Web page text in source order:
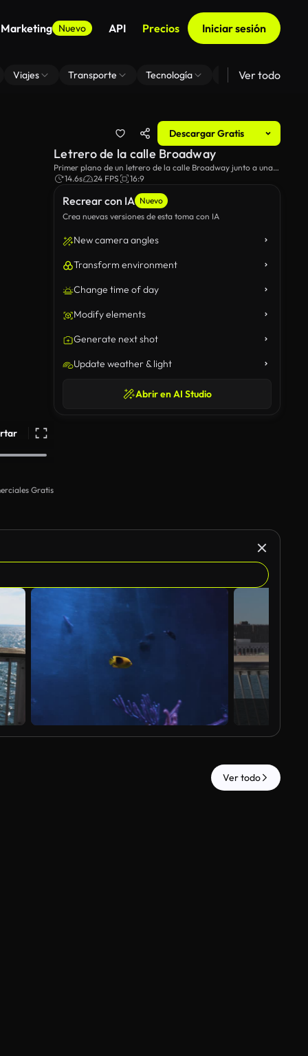
Marketing Nuevo API Precios Iniciar sesión
Viajes Transporte Tecnología Zoom De Fondo
Ver todo
Descargar Gratis
Gratis
Recrear con IA Nuevo
Crea nuevas versiones de esta toma con IA
New camera angles
Transform environment
Change time of day
Modify elements
Generate next shot
Update weather & light
Abrir en AI Studio
Letrero de la calle Broadway
Primer plano de un letrero de la calle Broadway junto a una
cámara de seguridad.
14.6s 24 FPS 16:9
Ver todo